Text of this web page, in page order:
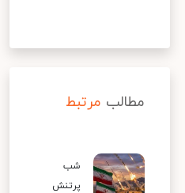
مطالب مرتبط
شب
پرتنش